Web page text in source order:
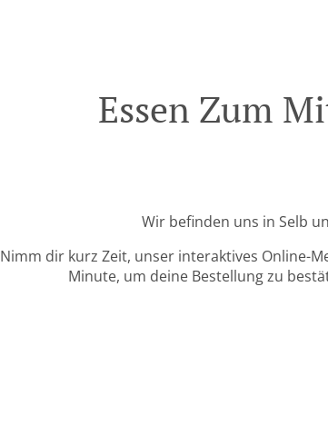
Essen Zum
Wir befinden uns in Selb
Nimm dir kurz Zeit, unser interaktives Online-
Minute, um deine Bestellung zu